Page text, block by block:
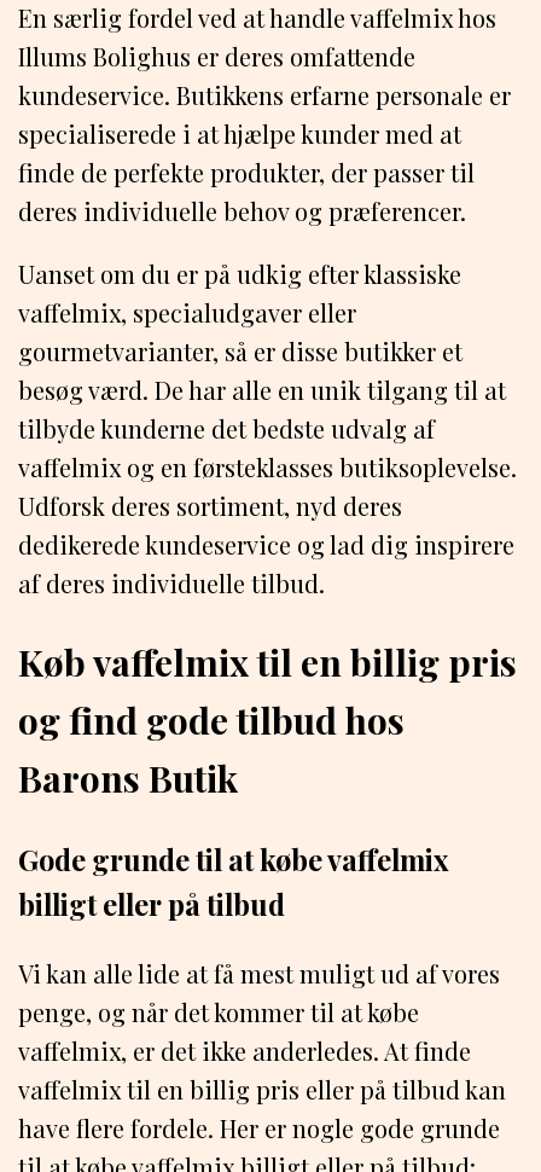
En særlig fordel ved at handle vaffelmix hos
Illums Bolighus er deres omfattende
kundeservice. Butikkens erfarne personale er
specialiserede i at hjælpe kunder med at
finde de perfekte produkter, der passer til
deres individuelle behov og præferencer.
Uanset om du er på udkig efter klassiske
vaffelmix, specialudgaver eller
gourmetvarianter, så er disse butikker et
besøg værd. De har alle en unik tilgang til at
tilbyde kunderne det bedste udvalg af
vaffelmix og en førsteklasses butiksoplevelse.
Udforsk deres sortiment, nyd deres
dedikerede kundeservice og lad dig inspirere
af deres individuelle tilbud.
Køb vaffelmix til en billig pris
og find gode tilbud hos
Barons Butik
Gode grunde til at købe vaffelmix
billigt eller på tilbud
Vi kan alle lide at få mest muligt ud af vores
penge, og når det kommer til at købe
vaffelmix, er det ikke anderledes. At finde
vaffelmix til en billig pris eller på tilbud kan
have flere fordele. Her er nogle gode grunde